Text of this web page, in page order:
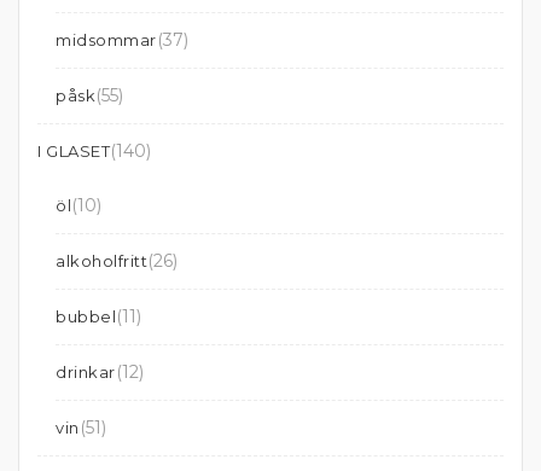
midsommar(37)
påsk(55)
I GLASET(140)
öl(10)
alkoholfritt(26)
bubbel(11)
drinkar(12)
vin (51)